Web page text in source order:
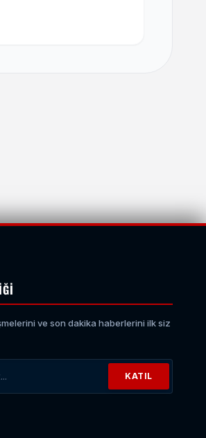
ve son dakika haberlerini ilk siz
KATIL